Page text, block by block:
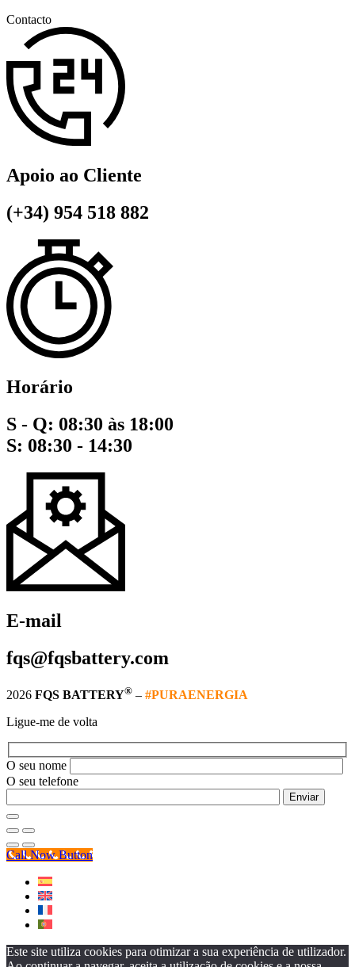
Contacto
Apoio ao Cliente
(+34) 954 518 882
Horário
S - Q: 08:30 às 18:00
S: 08:30 - 14:30
E-mail
fqs@fqsbattery.com
2026 FQS BATTERY® – #PURAENERGIA
Ligue-me de volta
O seu nome
O seu telefone
Call Now Button
Este site utiliza cookies para otimizar a sua experiência de utilizador.